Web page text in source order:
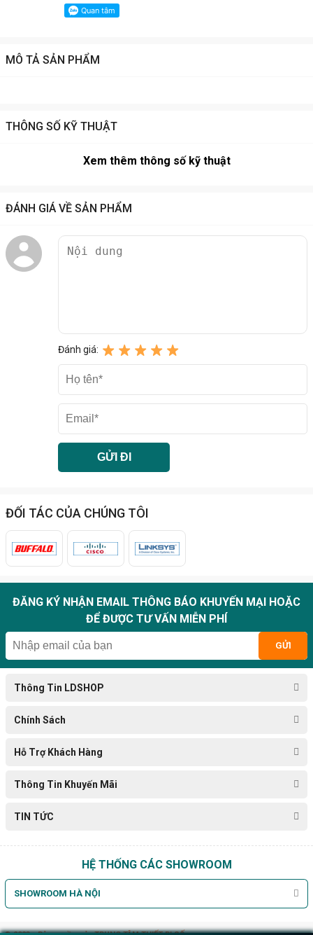
MÔ TẢ SẢN PHẨM
THÔNG SỐ KỸ THUẬT
Xem thêm thông số kỹ thuật
ĐÁNH GIÁ VỀ SẢN PHẨM
Đánh giá:
ĐỐI TÁC CỦA CHÚNG TÔI
ĐĂNG KÝ NHẬN EMAIL THÔNG BÁO KHUYẾN MẠI HOẶC
ĐỂ ĐƯỢC TƯ VẤN MIỄN PHÍ
GỬI
Thông Tin LDSHOP
Chính Sách
Hỗ Trợ Khách Hàng
Thông Tin Khuyến Mãi
TIN TỨC
HỆ THỐNG CÁC SHOWROOM
SHOWROOM HÀ NỘI